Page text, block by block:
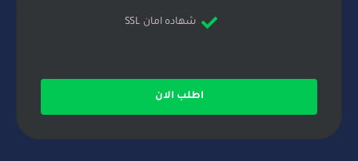
شهاده امان SSL
اطلب الان